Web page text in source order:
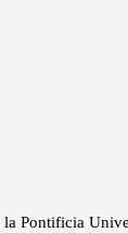
la Pontificia